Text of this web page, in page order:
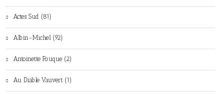
Actes Sud (81)
Albin-Michel (92)
Antoinette Fouque (2)
Au Diable Vauvert (1)